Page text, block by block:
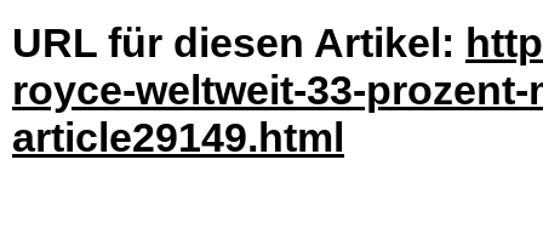
URL für diesen Artikel:
royce-weltweit-33-
article29149.html